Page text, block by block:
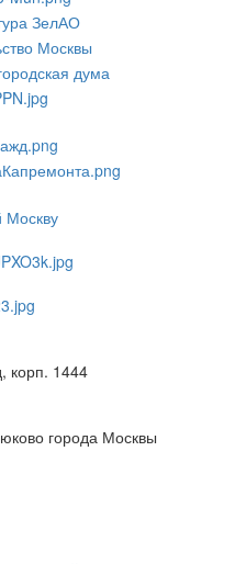
корп. 1444
города Москвы